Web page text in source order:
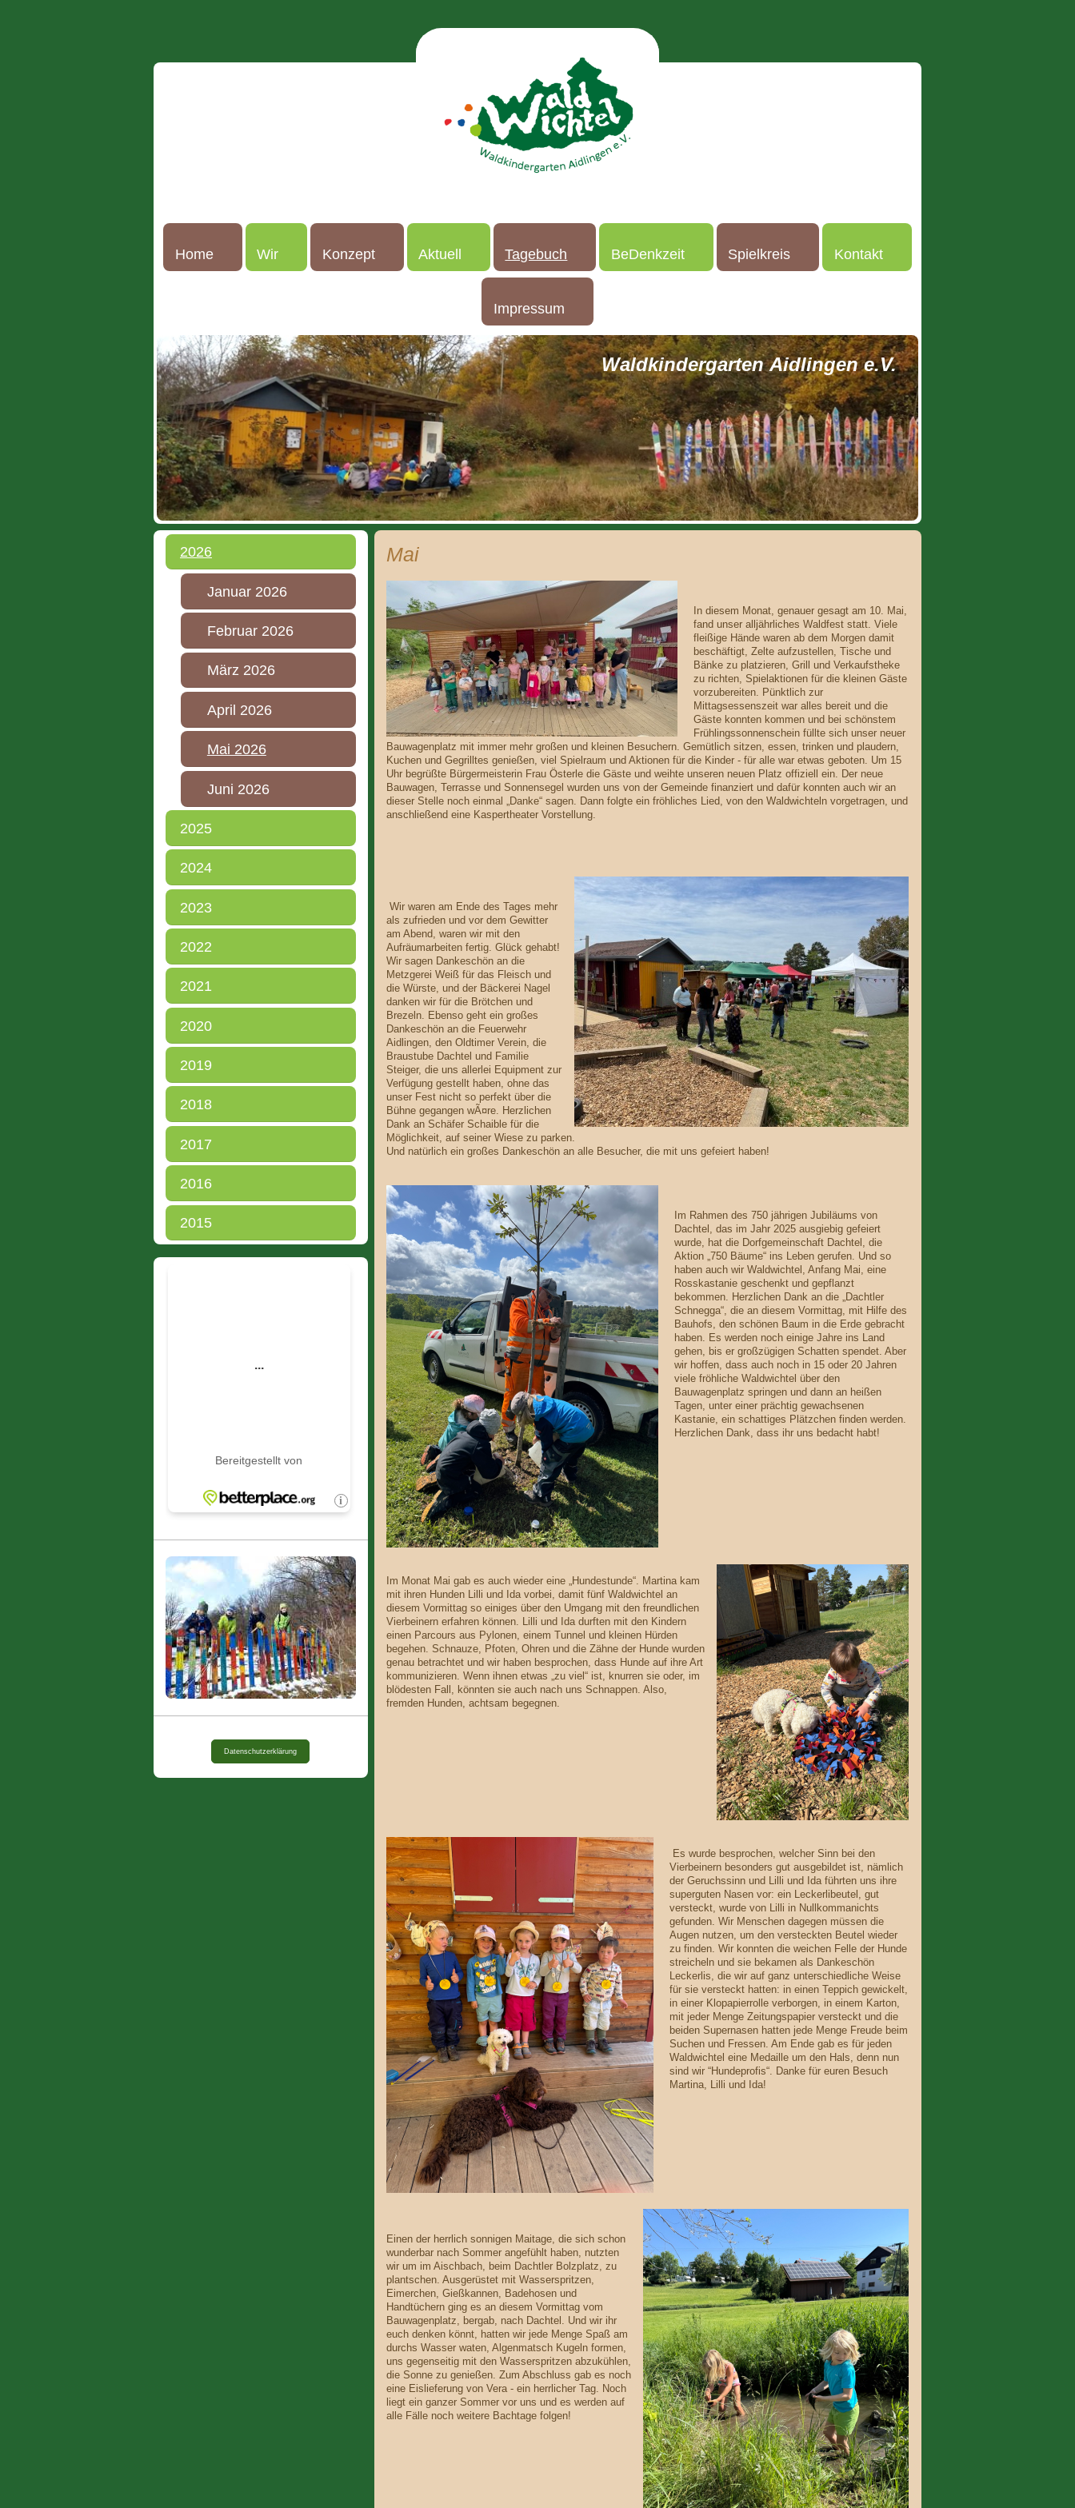
Home Wir Konzept Aktuell Tagebuch BeDenkzeit Spielkreis Kontakt
Impressum
Waldkindergarten Aidlingen e.V.
Mai
In diesem Monat, genauer gesagt am 10. Mai,
fand unser alljährliches Waldfest statt. Viele
fleißige Hände waren ab dem Morgen damit
beschäftigt, Zelte aufzustellen, Tische und
Bänke zu platzieren, Grill und Verkaufstheke
zu richten, Spielaktionen für die kleinen Gäste
vorzubereiten. Pünktlich zur
Mittagsessenszeit war alles bereit und die
Gäste konnten kommen und bei schönstem
Frühlingssonnenschein füllte sich unser neuer
Bauwagenplatz mit immer mehr großen und kleinen Besuchern. Gemütlich sitzen, essen, trinken und plaudern,
Kuchen und Gegrilltes genießen, viel Spielraum und Aktionen für die Kinder - für alle war etwas geboten. Um 15
Uhr begrüßte Bürgermeisterin Frau Österle die Gäste und weihte unseren neuen Platz offiziell ein. Der neue
Bauwagen, Terrasse und Sonnensegel wurden uns von der Gemeinde finanziert und dafür konnten auch wir an
dieser Stelle noch einmal „Danke“ sagen. Dann folgte ein fröhliches Lied, von den Waldwichteln vorgetragen, und
anschließend eine Kaspertheater Vorstellung.
Wir waren am Ende des Tages mehr
als zufrieden und vor dem Gewitter
am Abend, waren wir mit den
Aufräumarbeiten fertig. Glück gehabt!
Wir sagen Dankeschön an die
Metzgerei Weiß für das Fleisch und
die Würste, und der Bäckerei Nagel
danken wir für die Brötchen und
Brezeln. Ebenso geht ein großes
Dankeschön an die Feuerwehr
Aidlingen, den Oldtimer Verein, die
Braustube Dachtel und Familie
Steiger, die uns allerlei Equipment zur
Verfügung gestellt haben, ohne das
unser Fest nicht so perfekt über die
Bühne gegangen wÃ¤re. Herzlichen
Dank an Schäfer Schaible für die
Möglichkeit, auf seiner Wiese zu parken.
Und natürlich ein großes Dankeschön an alle Besucher, die mit uns gefeiert haben!
Im Rahmen des 750 jährigen Jubiläums von
Dachtel, das im Jahr 2025 ausgiebig gefeiert
wurde, hat die Dorfgemeinschaft Dachtel, die
Aktion „750 Bäume“ ins Leben gerufen. Und so
haben auch wir Waldwichtel, Anfang Mai, eine
Rosskastanie geschenkt und gepflanzt
bekommen. Herzlichen Dank an die „Dachtler
Schnegga“, die an diesem Vormittag, mit Hilfe des
Bauhofs, den schönen Baum in die Erde gebracht
haben. Es werden noch einige Jahre ins Land
gehen, bis er großzügigen Schatten spendet. Aber
wir hoffen, dass auch noch in 15 oder 20 Jahren
viele fröhliche Waldwichtel über den
Bauwagenplatz springen und dann an heißen
Tagen, unter einer prächtig gewachsenen
Kastanie, ein schattiges Plätzchen finden werden.
Herzlichen Dank, dass ihr uns bedacht habt!
Im Monat Mai gab es auch wieder eine „Hundestunde“. Martina kam
mit ihren Hunden Lilli und Ida vorbei, damit fünf Waldwichtel an
diesem Vormittag so einiges über den Umgang mit den freundlichen
Vierbeinern erfahren können. Lilli und Ida durften mit den Kindern
einen Parcours aus Pylonen, einem Tunnel und kleinen Hürden
begehen. Schnauze, Pfoten, Ohren und die Zähne der Hunde wurden
genau betrachtet und wir haben besprochen, dass Hunde auf ihre Art
kommunizieren. Wenn ihnen etwas „zu viel“ ist, knurren sie oder, im
blödesten Fall, könnten sie auch nach uns Schnappen. Also,
fremden Hunden, achtsam begegnen.
Es wurde besprochen, welcher Sinn bei den
Vierbeinern besonders gut ausgebildet ist, nämlich
der Geruchssinn und Lilli und Ida führten uns ihre
superguten Nasen vor: ein Leckerlibeutel, gut
versteckt, wurde von Lilli in Nullkommanichts
gefunden. Wir Menschen dagegen müssen die
Augen nutzen, um den versteckten Beutel wieder
zu finden. Wir konnten die weichen Felle der Hunde
streicheln und sie bekamen als Dankeschön
Leckerlis, die wir auf ganz unterschiedliche Weise
für sie versteckt hatten: in einen Teppich gewickelt,
in einer Klopapierrolle verborgen, in einem Karton,
mit jeder Menge Zeitungspapier versteckt und die
beiden Supernasen hatten jede Menge Freude beim
Suchen und Fressen. Am Ende gab es für jeden
Waldwichtel eine Medaille um den Hals, denn nun
sind wir “Hundeprofis“. Danke für euren Besuch
Martina, Lilli und Ida!
Einen der herrlich sonnigen Maitage, die sich schon
wunderbar nach Sommer angefühlt haben, nutzten
wir um im Aischbach, beim Dachtler Bolzplatz, zu
plantschen. Ausgerüstet mit Wasserspritzen,
Eimerchen, Gießkannen, Badehosen und
Handtüchern ging es an diesem Vormittag vom
Bauwagenplatz, bergab, nach Dachtel. Und wir ihr
euch denken könnt, hatten wir jede Menge Spaß am
durchs Wasser waten, Algenmatsch Kugeln formen,
uns gegenseitig mit den Wasserspritzen abzukühlen,
die Sonne zu genießen. Zum Abschluss gab es noch
eine Eislieferung von Vera - ein herrlicher Tag. Noch
liegt ein ganzer Sommer vor uns und es werden auf
alle Fälle noch weitere Bachtage folgen!
2026
Januar 2026
Februar 2026
März 2026
April 2026
Mai 2026
Juni 2026
2025
2024
2023
2022
2021
2020
2019
2018
2017
2016
2015
Datenschutzerklärung